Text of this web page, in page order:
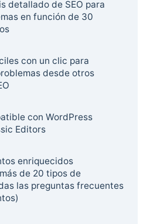
detallado de SEO para
en función de 30
con un clic para
desde otros
con WordPress
Editors
enriquecidos
de 20 tipos de
las preguntas frecuentes